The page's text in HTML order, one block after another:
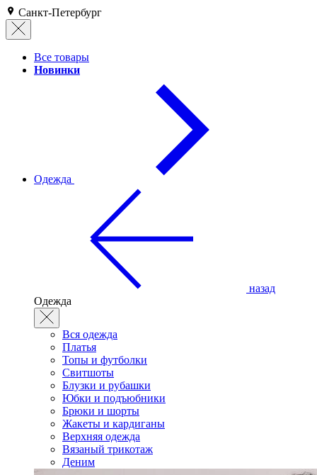
Санкт-Петербург
Все товары
Новинки
Одежда
назад
Одежда
Вся одежда
Платья
Топы и футболки
Свитшоты
Блузки и рубашки
Юбки и подъюбники
Брюки и шорты
Жакеты и кардиганы
Верхняя одежда
Вязаный трикотаж
Деним